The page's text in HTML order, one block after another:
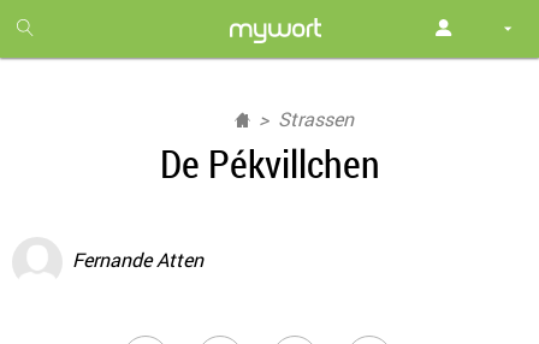
month
free
Strassen
De Pékvillchen
Fernande Atten